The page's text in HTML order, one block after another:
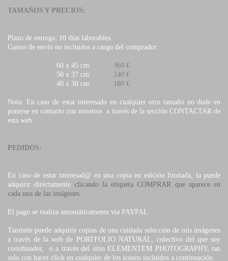
TAMAÑOS Y PRECIOS:
Plazo de entrega: 10 días laborables.
Gastos de envío no incluidos a cargo del comprador.
60 x 45 cm:
360 €
50 x 37 cm:
240 €
40 x 30 cm:
180 €
Nota: En caso de estar interesado en cualquier otro tamaño no dude en
ponerse en contacto con nosotros a través de la sección CONTACTAR de
esta web.
PEDIDOS:
En caso de estar interesad@ en una copia en edición limitada, la puede
adquirir directamente clicando la etiqueta COMPRAR que aparece en
cada una de las imágenes.
El pago se realiza automáticamente via PAYPAL.
También puede adquirir copias de una cuidada selección de mis imágenes
a través de la web de PORTFOLIO NATURAL, colectivo del que soy
coordinador, o a través del sitio ELEMENTEM PHOTOGRAPHY, tan
solo con hacer click en cualquier de los iconos incluidos a continuación.